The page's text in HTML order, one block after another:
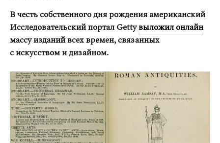
АГЕНЦІЯ
МАГАЗИН
Каталог
Оплата та доставка
Повернення та обмін
В честь собственного дня рождения американский
Исследовательский портал Gettyвыложил онлайн
массу изданий всех времен, связанных
с искусством и дизайном.